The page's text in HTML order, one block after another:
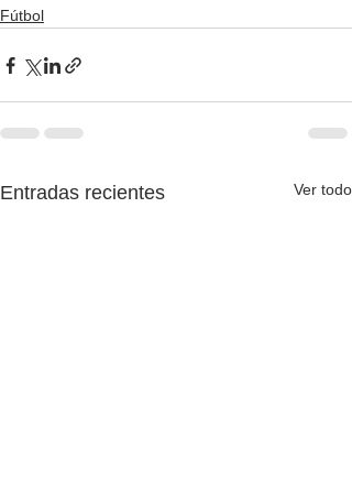
Fútbol
Entradas recientes Ver todo